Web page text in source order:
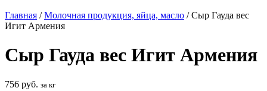
Главная / Молочная продукция, яйца, масло /Сыр Гауда вес
Игит Армения
Сыр Гауда вес Игит Армения
756 руб. за кг